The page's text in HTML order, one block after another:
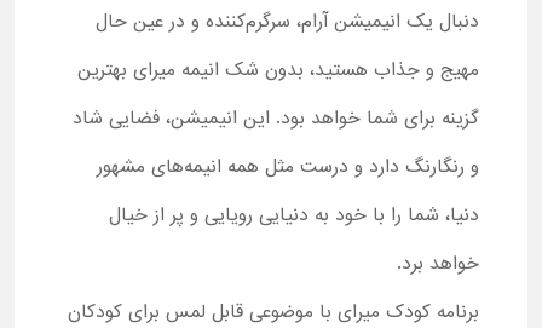
دنبال یک انیمیشن آرام، سرگرم‌کننده و در عین حال
مهیج و جذاب هستید، بدون شک انیمه میرای بهترین
گزینه برای شما خواهد بود. این انیمیشن، فضایی شاد
و رنگارنگ دارد و درست مثل همه انیمه‌های مشهور
دنیا، شما را با خود به دنیایی رویایی و پر از خیال
خواهد برد.
برنامه کودک میرای با موضوعی قابل لمس برای کودکان